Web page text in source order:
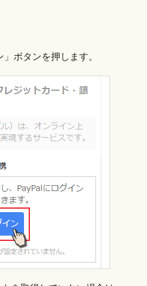
ボタンを押します。